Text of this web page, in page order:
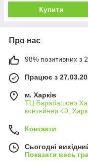
Купити
Про нас
98% позитивних з
Працює з
м. Харків
ТЦ Барабашово
контейнер 49,
Контакти
Сьогодні
Показати весь